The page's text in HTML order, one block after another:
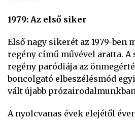
1979: Az első siker
Első nagy sikerét az 1979-ben
regény című művével aratta.
regény paródiája az
boncolgató elbeszélésmód
vált újabb
A nyolcvanas évek elejétől